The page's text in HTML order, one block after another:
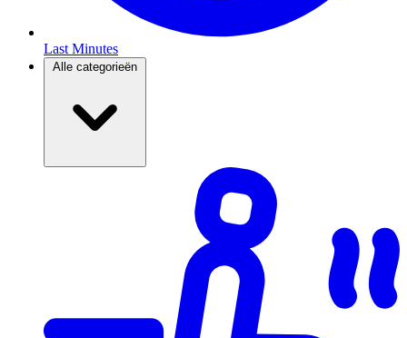
Last Minutes
Alle categorieën